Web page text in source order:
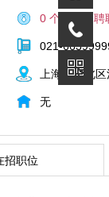
0 个正在招聘
021-
上海市闸北
无
招职位